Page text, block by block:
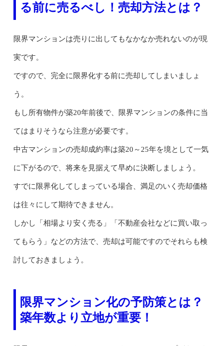
る前に売るべし！売却方法とは？
限界マンションは売りに出してもなかなか売れないのが現
実です。
ですので、完全に限界化する前に売却してしまいましょ
う。
もし所有物件が築20年前後で、限界マンションの条件に当
てはまりそうなら注意が必要です。
中古マンションの売却成約率は築20～25年を境として一気
に下がるので、将来を見据えて早めに決断しましょう。
すでに限界化してしまっている場合、満足のいく売却価格
は往々にして期待できません。
しかし「相場より安く売る」「不動産会社などに買い取っ
てもらう」などの方法で、売却は可能ですのでそれらも検
討しておきましょう。
限界マンション化の予防策とは？
築年数より立地が重要！